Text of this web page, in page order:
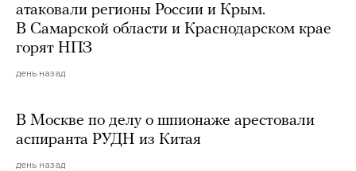
атаковали регионы России и Крым.
В Самарской области и Краснодарском крае
горят НПЗ
день назад
В Москве по делу о шпионаже арестовали
аспиранта РУДН из Китая
день назад